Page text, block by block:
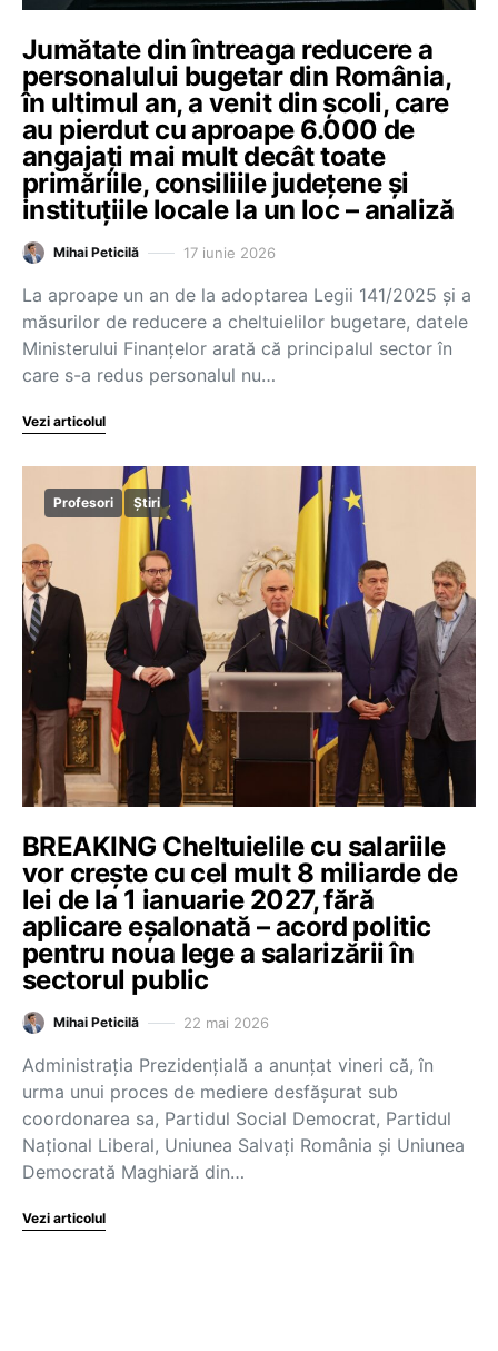
Jumătate din întreaga reducere a
personalului bugetar din România,
în ultimul an, a venit din școli, care
au pierdut cu aproape 6.000 de
angajați mai mult decât toate
primăriile, consiliile județene și
instituțiile locale la un loc – analiză
Mihai Peticilă 17 iunie 2026
La aproape un an de la adoptarea Legii 141/2025 și a
măsurilor de reducere a cheltuielilor bugetare, datele
Ministerului Finanțelor arată că principalul sector în
care s-a redus personalul nu…
Vezi articolul
Profesori Știri
BREAKING Cheltuielile cu salariile
vor crește cu cel mult 8 miliarde de
lei de la 1 ianuarie 2027, fără
aplicare eșalonată – acord politic
pentru noua lege a salarizării în
sectorul public
Mihai Peticilă 22 mai 2026
Administrația Prezidențială a anunțat vineri că, în
urma unui proces de mediere desfășurat sub
coordonarea sa, Partidul Social Democrat, Partidul
Național Liberal, Uniunea Salvați România și Uniunea
Democrată Maghiară din…
Vezi articolul